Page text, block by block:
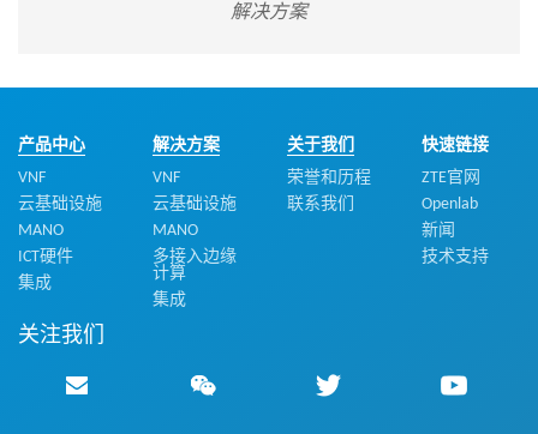
解决方案
产品中心
VNF
云基础设施
MANO
ICT硬件
集成
解决方案
VNF
云基础设施
MANO
多接入边缘
计算
集成
关于我们
荣誉和历程
联系我们
快速链接
ZTE官网
Openlab
新闻
技术支持
关注我们